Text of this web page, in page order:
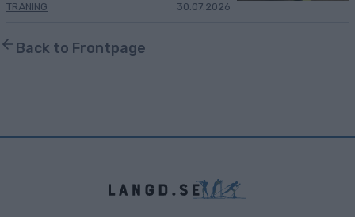
TRÄNING 30.07.2026
Back to Frontpage